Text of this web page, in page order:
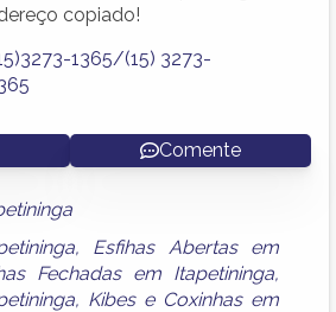
copiado!
1365/(15) 3273-
Comente
, Esfihas Abertas em
Fechadas em Itapetininga,
, Kibes e Coxinhas em